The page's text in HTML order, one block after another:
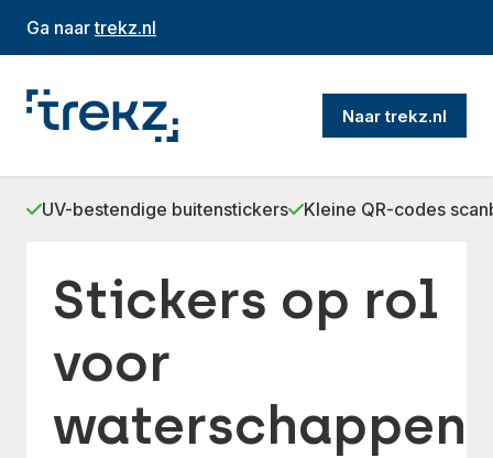
Ga naartrekz.nl
Naar trekz.nl
UV-bestendige buitenstickers Kleine QR-codes
Stickers op rol
voor
waterschappen